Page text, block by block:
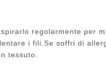
regolarmente per
i fili.Se soffri di
tessuto.